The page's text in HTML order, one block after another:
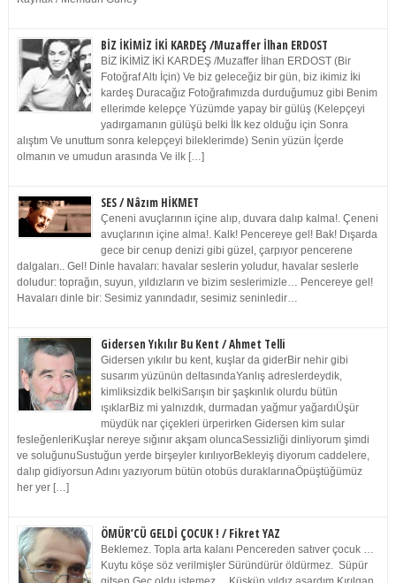
BİZ İKİMİZ İKİ KARDEŞ /Muzaffer İlhan ERDOST
BİZ İKİMİZ İKİ KARDEŞ /Muzaffer İlhan ERDOST (Bir
Fotoğraf Altı İçin) Ve biz geleceğiz bir gün, biz ikimiz İki
kardeş Duracağız Fotoğrafımızda durduğumuz gibi Benim
ellerimde kelepçe Yüzümde yapay bir gülüş (Kelepçeyi
yadırgamanın gülüşü belki İlk kez olduğu için Sonra
alıştım Ve unuttum sonra kelepçeyi bileklerimde) Senin yüzün İçerde
olmanın ve umudun arasında Ve ilk […]
SES / Nâzım HİKMET
Çeneni avuçlarının içine alıp, duvara dalıp kalma!. Çeneni
avuçlarının içine alma!. Kalk! Pencereye gel! Bak! Dışarda
gece bir cenup denizi gibi güzel, çarpıyor pencerene
dalgaları.. Gel! Dinle havaları: havalar seslerin yoludur, havalar seslerle
doludur: toprağın, suyun, yıldızların ve bizim seslerimizle… Pencereye gel!
Havaları dinle bir: Sesimiz yanındadır, sesimiz seninledir…
Gidersen Yıkılır Bu Kent / Ahmet Telli
Gidersen yıkılır bu kent, kuşlar da giderBir nehir gibi
susarım yüzünün deltasındaYanlış adreslerdeydik,
kimliksizdik belkiSarışın bir şaşkınlık olurdu bütün
ışıklarBiz mi yalnızdık, durmadan yağmur yağardıÜşür
müydük nar çiçekleri ürperirken Gidersen kim sular
fesleğenleriKuşlar nereye sığınır akşam oluncaSessizliği dinliyorum şimdi
ve soluğunuSustuğun yerde birşeyler kırılıyorBekleyiş diyorum caddelere,
dalıp gidiyorsun Adını yazıyorum bütün otobüs duraklarınaÖpüştüğümüz
her yer […]
ÖMÜR’CÜ GELDİ ÇOCUK ! / Fikret YAZ
Beklemez. Topla arta kalanı Pencereden satıver çocuk …
Kuytu köşe söz verilmişler Süründürür öldürmez. Süpür